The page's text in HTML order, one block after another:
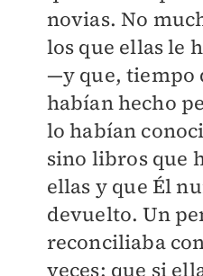
novias. No
los que ellas le
—y que, tiempo
habían hecho
lo habían
sino libros que
ellas y que Él
devuelto. Un
reconciliaba
veces: que si